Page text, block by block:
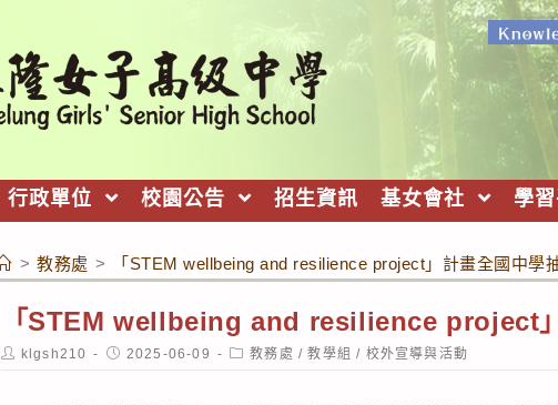
行政單位 校園公告 招生資訊 基女會社 學
> 教務處 > 「STEM wellbeing and resilience project」計畫全國中學
「STEM wellbeing and resilience project
Post
author:
klgsh210
Post
published:
2025-06-09
Post
category:
教務處 / 教學組 / 校外宣導與活動